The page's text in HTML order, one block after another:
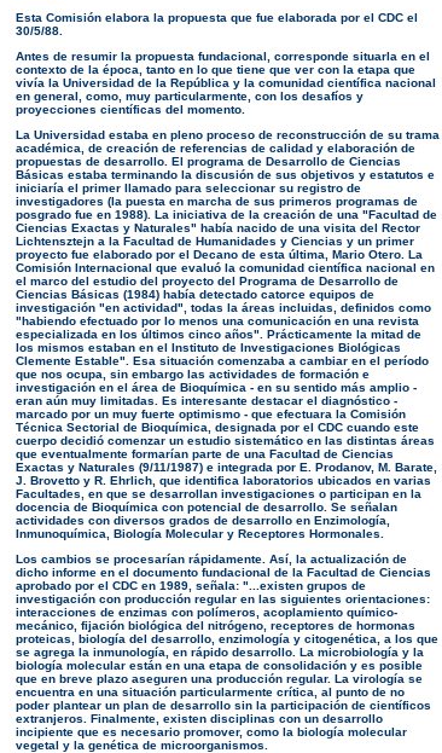
Esta Comisión elabora la propuesta que fue elaborada por el CDC el
30/5/88.
Antes de resumir la propuesta fundacional, corresponde situarla en el
contexto de la época, tanto en lo que tiene que ver con la etapa que
vivía la Universidad de la República y la comunidad científica nacional
en general, como, muy particularmente, con los desafíos y
proyecciones científicas del momento.
La Universidad estaba en pleno proceso de reconstrucción de su trama
académica, de creación de referencias de calidad y elaboración de
propuestas de desarrollo. El programa de Desarrollo de Ciencias
Básicas estaba terminando la discusión de sus objetivos y estatutos e
iniciaría el primer llamado para seleccionar su registro de
investigadores (la puesta en marcha de sus primeros programas de
posgrado fue en 1988). La iniciativa de la creación de una "Facultad de
Ciencias Exactas y Naturales" había nacido de una visita del Rector
Lichtensztejn a la Facultad de Humanidades y Ciencias y un primer
proyecto fue elaborado por el Decano de esta última, Mario Otero. La
Comisión Internacional que evaluó la comunidad científica nacional en
el marco del estudio del proyecto del Programa de Desarrollo de
Ciencias Básicas (1984) había detectado catorce equipos de
investigación "en actividad", todas la áreas incluidas, definidos como
"habiendo efectuado por lo menos una comunicación en una revista
especializada en los últimos cinco años". Prácticamente la mitad de
los mismos estaban en el Instituto de Investigaciones Biológicas
Clemente Estable". Esa situación comenzaba a cambiar en el período
que nos ocupa, sin embargo las actividades de formación e
investigación en el área de Bioquímica - en su sentido más amplio -
eran aún muy limitadas. Es interesante destacar el diagnóstico -
marcado por un muy fuerte optimismo - que efectuara la Comisión
Técnica Sectorial de Bioquímica, designada por el CDC cuando este
cuerpo decidió comenzar un estudio sistemático en las distintas áreas
que eventualmente formarían parte de una Facultad de Ciencias
Exactas y Naturales (9/11/1987) e integrada por E. Prodanov, M. Barate,
J. Brovetto y R. Ehrlich, que identifica laboratorios ubicados en varias
Facultades, en que se desarrollan investigaciones o participan en la
docencia de Bioquímica con potencial de desarrollo. Se señalan
actividades con diversos grados de desarrollo en Enzimología,
Inmunoquímica, Biología Molecular y Receptores Hormonales.
Los cambios se procesarían rápidamente. Así, la actualización de
dicho informe en el documento fundacional de la Facultad de Ciencias
aprobado por el CDC en 1989, señala: "...existen grupos de
investigación con producción regular en las siguientes orientaciones:
interacciones de enzimas con polímeros, acoplamiento químico-
mecánico, fijación biológica del nitrógeno, receptores de hormonas
proteicas, biología del desarrollo, enzimología y citogenética, a los que
se agrega la inmunología, en rápido desarrollo. La microbiología y la
biología molecular están en una etapa de consolidación y es posible
que en breve plazo aseguren una producción regular. La virología se
encuentra en una situación particularmente crítica, al punto de no
poder plantear un plan de desarrollo sin la participación de científicos
extranjeros. Finalmente, existen disciplinas con un desarrollo
incipiente que es necesario promover, como la biología molecular
vegetal y la genética de microorganismos.